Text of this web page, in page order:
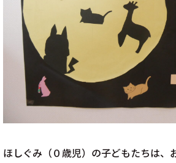
ほしぐみ（０歳児）の子どもたちは、